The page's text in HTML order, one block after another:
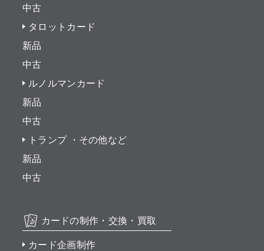
中古
タロットカード
新品
中古
ルノルマンカード
新品
中古
トランプ ・その他など
新品
中古
カードの制作・交換・買取
カード企画制作